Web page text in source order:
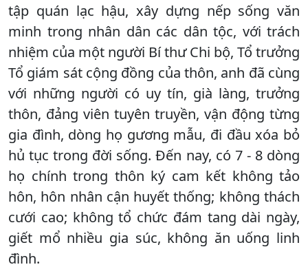
tập quán lạc hậu, xây dựng nếp sống văn
minh trong nhân dân các dân tộc, với trách
nhiệm của một người Bí thư Chi bộ, Tổ trưởng
Tổ giám sát cộng đồng của thôn, anh đã cùng
với những người có uy tín, già làng, trưởng
thôn, đảng viên tuyên truyền, vận động từng
gia đình, dòng họ gương mẫu, đi đầu xóa bỏ
hủ tục trong đời sống. Đến nay, có 7 - 8 dòng
họ chính trong thôn ký cam kết không tảo
hôn, hôn nhân cận huyết thống; không thách
cưới cao; không tổ chức đám tang dài ngày,
giết mổ nhiều gia súc, không ăn uống linh
đình.